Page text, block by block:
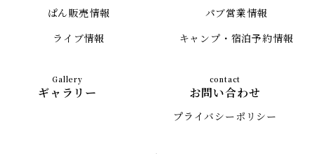
ぱん販売情報
パブ営業情報
ライブ情報
キャンプ・宿泊予約情報
ギャラリー お問い合わせ
プライバシーポリシー